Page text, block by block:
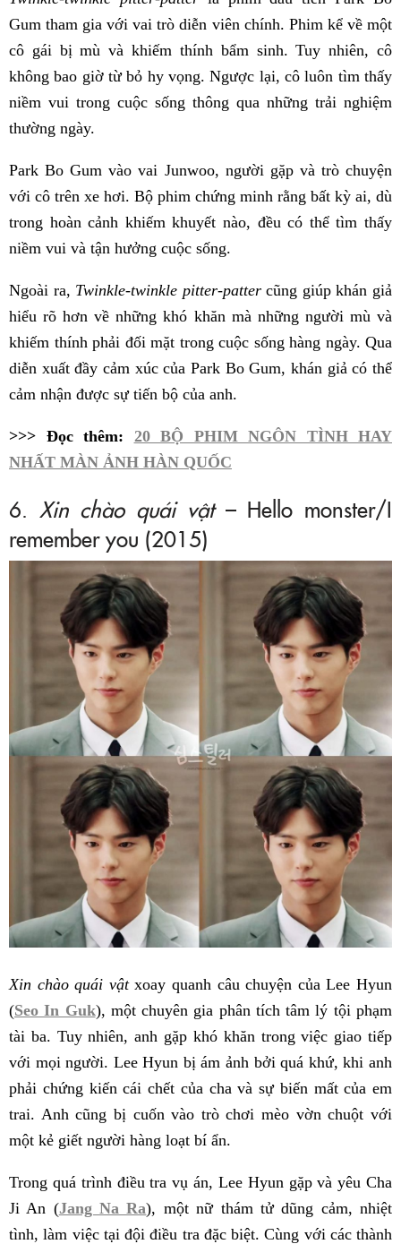
Gum tham gia với vai trò diễn viên chính. Phim kể về một
cô gái bị mù và khiếm thính bẩm sinh. Tuy nhiên, cô
không bao giờ từ bỏ hy vọng. Ngược lại, cô luôn tìm thấy
niềm vui trong cuộc sống thông qua những trải nghiệm
thường ngày.
Park Bo Gum vào vai Junwoo, người gặp và trò chuyện
với cô trên xe hơi. Bộ phim chứng minh rằng bất kỳ ai, dù
trong hoàn cảnh khiếm khuyết nào, đều có thể tìm thấy
niềm vui và tận hưởng cuộc sống.
Ngoài ra, Twinkle-twinkle pitter-pattercũng giúp khán giả
hiểu rõ hơn về những khó khăn mà những người mù và
khiếm thính phải đối mặt trong cuộc sống hàng ngày. Qua
diễn xuất đầy cảm xúc của Park Bo Gum, khán giả có thể
cảm nhận được sự tiến bộ của anh.
>>> Đọc thêm: 20 BỘ PHIM NGÔN TÌNH HAY
NHẤT MÀN ẢNH HÀN QUỐC
6. Xin chào quái vật– Hello monster/I
remember you (2015)
Xin chào quái vậtxoay quanh câu chuyện của Lee Hyun
(Seo In Guk), một chuyên gia phân tích tâm lý tội phạm
tài ba. Tuy nhiên, anh gặp khó khăn trong việc giao tiếp
với mọi người. Lee Hyun bị ám ảnh bởi quá khứ, khi anh
phải chứng kiến cái chết của cha và sự biến mất của em
trai. Anh cũng bị cuốn vào trò chơi mèo vờn chuột với
một kẻ giết người hàng loạt bí ẩn.
Trong quá trình điều tra vụ án, Lee Hyun gặp và yêu Cha
Ji An (Jang Na Ra), một nữ thám tử dũng cảm, nhiệt
tình, làm việc tại đội điều tra đặc biệt. Cùng với các thành